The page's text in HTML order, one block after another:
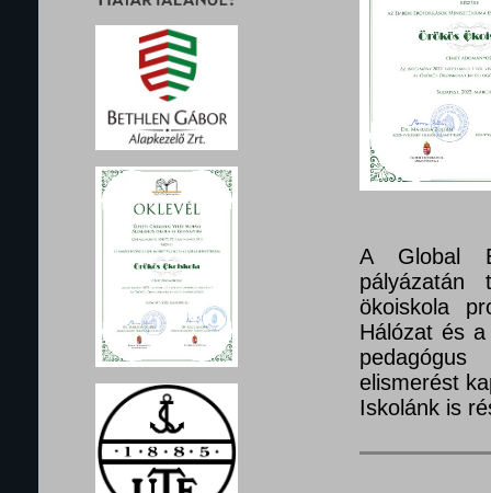
A Global
pályázatán
ökoiskola
Hálózat és
elismerést
Iskolánk is